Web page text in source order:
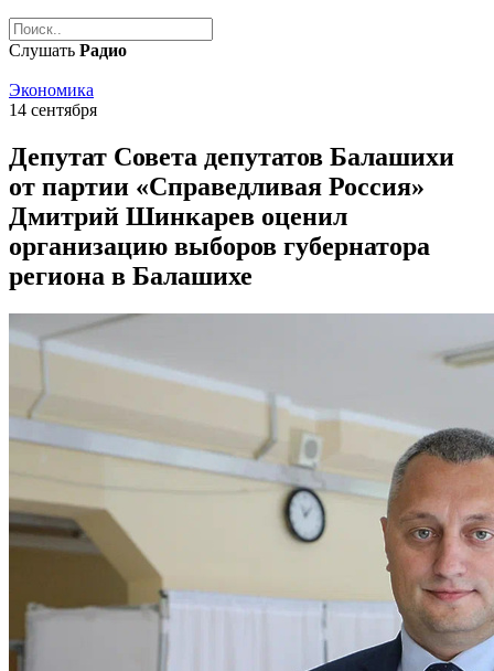
Слушать Радио
Экономика
14 сентября
Депутат Совета депутатов Балашихи
от партии «Справедливая Россия»
Дмитрий Шинкарев оценил
организацию выборов губернатора
региона в Балашихе